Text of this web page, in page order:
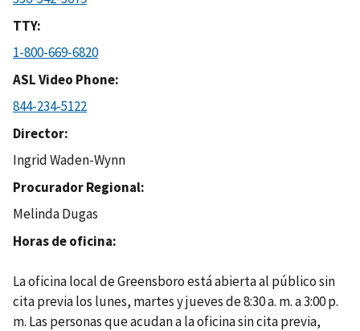
TTY
1-800-669-6820
ASL Video Phone
844-234-5122
Director
Ingrid Waden-Wynn
Procurador Regional
Melinda Dugas
Horas de oficina
La oficina local de Greensboro está abierta al público sin
cita previa los lunes, martes y jueves de 8:30 a. m. a 3:00 p.
m. Las personas que acudan a la oficina sin cita previa,